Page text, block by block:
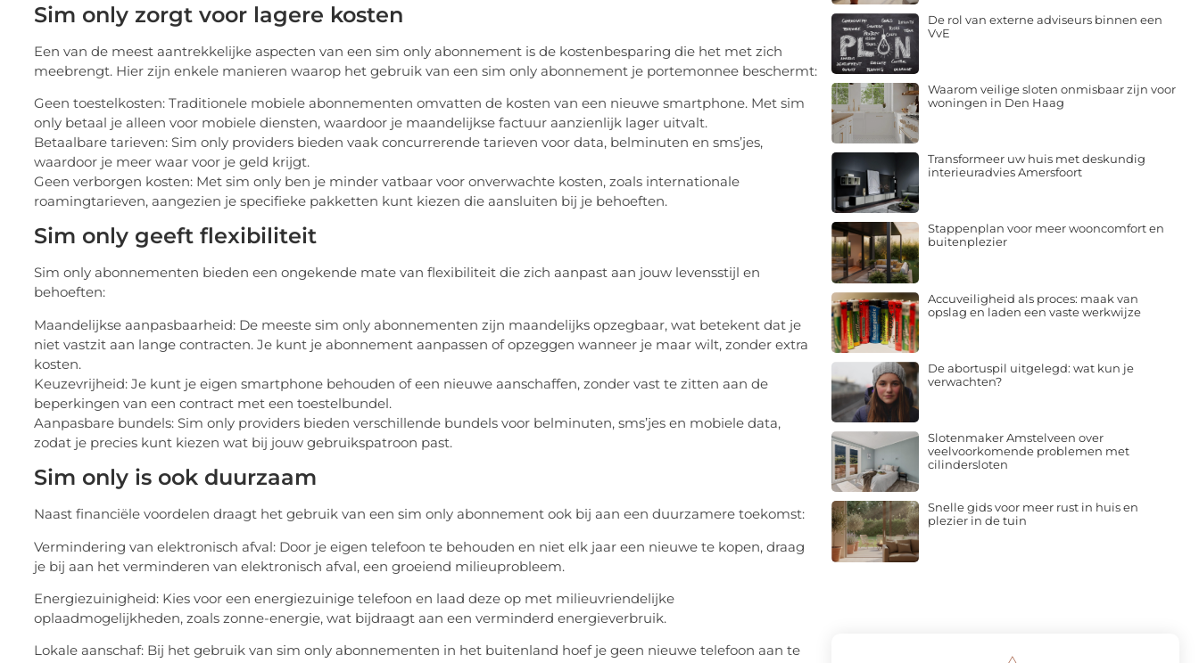
Sim only zorgt voor lagere kosten
Een van de meest aantrekkelijke aspecten van een sim only abonnement is de kostenbesparing die het met zich
meebrengt. Hier zijn enkele manieren waarop het gebruik van een sim only abonnement je portemonnee beschermt:
Geen toestelkosten: Traditionele mobiele abonnementen omvatten de kosten van een nieuwe smartphone. Met sim
only betaal je alleen voor mobiele diensten, waardoor je maandelijkse factuur aanzienlijk lager uitvalt.
Betaalbare tarieven: Sim only providers bieden vaak concurrerende tarieven voor data, belminuten en sms’jes,
waardoor je meer waar voor je geld krijgt.
Geen verborgen kosten: Met sim only ben je minder vatbaar voor onverwachte kosten, zoals internationale
roamingtarieven, aangezien je specifieke pakketten kunt kiezen die aansluiten bij je behoeften.
Sim only geeft flexibiliteit
Sim only abonnementen bieden een ongekende mate van flexibiliteit die zich aanpast aan jouw levensstijl en
behoeften:
Maandelijkse aanpasbaarheid: De meeste sim only abonnementen zijn maandelijks opzegbaar, wat betekent dat je
niet vastzit aan lange contracten. Je kunt je abonnement aanpassen of opzeggen wanneer je maar wilt, zonder extra
kosten.
Keuzevrijheid: Je kunt je eigen smartphone behouden of een nieuwe aanschaffen, zonder vast te zitten aan de
beperkingen van een contract met een toestelbundel.
Aanpasbare bundels: Sim only providers bieden verschillende bundels voor belminuten, sms’jes en mobiele data,
zodat je precies kunt kiezen wat bij jouw gebruikspatroon past.
Sim only is ook duurzaam
Naast financiële voordelen draagt het gebruik van een sim only abonnement ook bij aan een duurzamere toekomst:
Vermindering van elektronisch afval: Door je eigen telefoon te behouden en niet elk jaar een nieuwe te kopen, draag
je bij aan het verminderen van elektronisch afval, een groeiend milieuprobleem.
Energiezuinigheid: Kies voor een energiezuinige telefoon en laad deze op met milieuvriendelijke
oplaadmogelijkheden, zoals zonne-energie, wat bijdraagt aan een verminderd energieverbruik.
Lokale aanschaf: Bij het gebruik van sim only abonnementen in het buitenland hoef je geen nieuwe telefoon aan te
De rol van externe adviseurs binnen een
VvE
Waarom veilige sloten onmisbaar zijn voor
woningen in Den Haag
Transformeer uw huis met deskundig
interieuradvies Amersfoort
Stappenplan voor meer wooncomfort en
buitenplezier
Accuveiligheid als proces: maak van
opslag en laden een vaste werkwijze
De abortuspil uitgelegd: wat kun je
verwachten?
Slotenmaker Amstelveen over
veelvoorkomende problemen met
cilindersloten
Snelle gids voor meer rust in huis en
plezier in de tuin